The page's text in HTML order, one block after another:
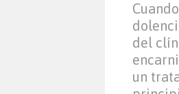
del
un